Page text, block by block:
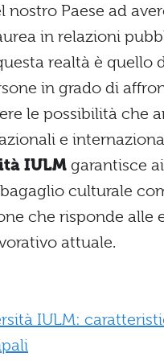
nostro Paese ad
in relazioni
realtà è quello
in grado di
le possibilità che
e
IULM garantisce
culturale
che risponde alle
attuale.
IULM: